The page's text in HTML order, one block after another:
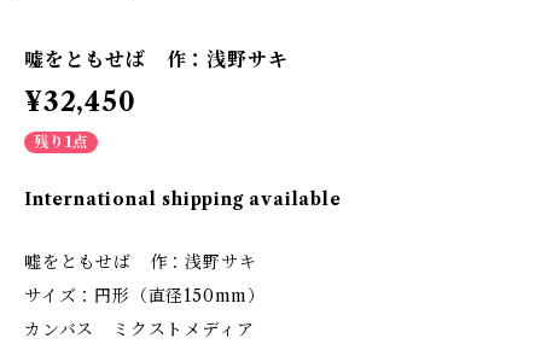
嘘をともせば 作：浅野サキ
¥32,450
残り1点
International shipping available
嘘をともせば 作：浅野サキ
サイズ：円形（直径150mm）
カンバス ミクストメディア